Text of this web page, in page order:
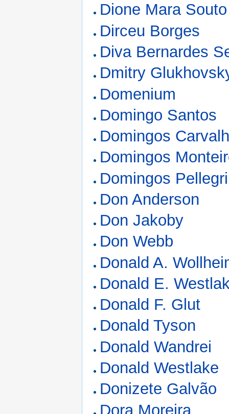
Dione Mara
Dirceu Borges
Diva Bernardes
Dmitry
Domenium
Domingo Santos
Domingos
Domingos
Domingos
Don Anderson
Don Jakoby
Don Webb
Donald A.
Donald E.
Donald F. Glut
Donald Tyson
Donald Wandrei
Donald Westlake
Donizete Galvão
Dora Moreira